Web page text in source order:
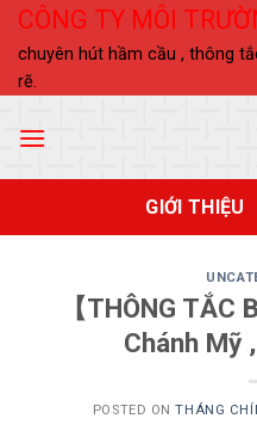
Skip
content
CÔNG TY MÔI
chuyên hút hầm cầu , thông
rẽ.
GIỚI THIỆU
【THÔNG TẮC
Chánh Mỹ
POSTED ONTHÁNG